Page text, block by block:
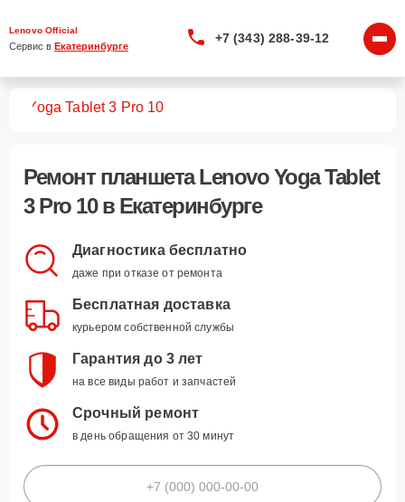
Lenovo Official
Сервис в Екатеринбурге
+7 (343) 288-39-12
Yoga Tablet 3 Pro 10
Ремонт планшета Lenovo Yoga Tablet
3 Pro 10в Екатеринбурге
Диагностика бесплатно
даже при отказе от ремонта
Бесплатная доставка
курьером собственной службы
Гарантия до 3 лет
на все виды работ и запчастей
Срочный ремонт
в день обращения от 30 минут